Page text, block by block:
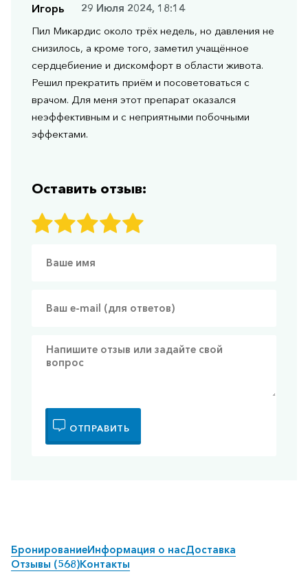
Игорь
29 Июля 2024, 18:14
Пил Микардис около трёх недель, но давления не
снизилось, а кроме того, заметил учащённое
сердцебиение и дискомфорт в области живота.
Решил прекратить приём и посоветоваться с
врачом. Для меня этот препарат оказался
неэффективным и с неприятными побочными
эффектами.
Оставить отзыв:
ОТПРАВИТЬ
БронированиеИнформация о насДоставка
Отзывы (568)Контакты